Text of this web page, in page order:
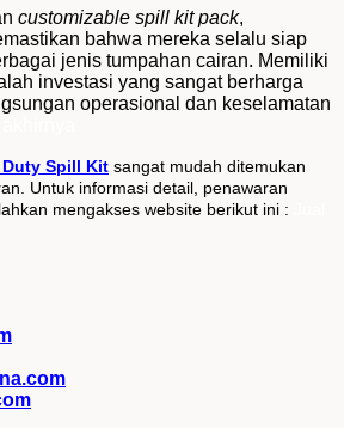
customizable spill kit pack,
bahwa mereka selalu siap
jenis tumpahan cairan. Memiliki
investasi yang sangat berharga
operasional dan keselamatan
Duty Spill Kit sangat mudah ditemukan
Untuk informasi detail, penawaran
mengakses website berikut ini :